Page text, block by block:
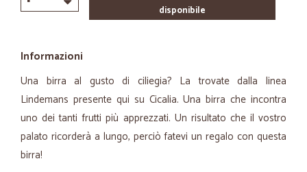
disponibile
Informazioni
Una birra al gusto di ciliegia? La trovate dalla linea
Lindemans presente qui su Cicalia. Una birra che incontra
uno dei tanti frutti più apprezzati. Un risultato che il vostro
palato ricorderà a lungo, perciò fatevi un regalo con questa
birra!